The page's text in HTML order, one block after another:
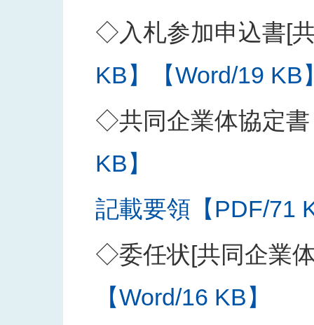
◇入札参加申込書[
KB】
【Word/19 KB
◇共同企業体協定書
KB】
記載要領【PDF/71
◇委任状[共同企業
【Word/16 KB】